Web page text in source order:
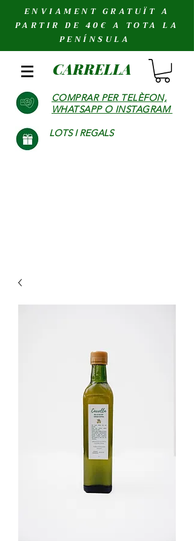
ENVIAMENT GRATUÏT A
PARTIR DE 40€ A TOTA LA
PENÍNSULA
CARRELLA
COMPRAR PER TELÈFON,
WHATSAPP O INSTAGRAM
LOTS I REGALS